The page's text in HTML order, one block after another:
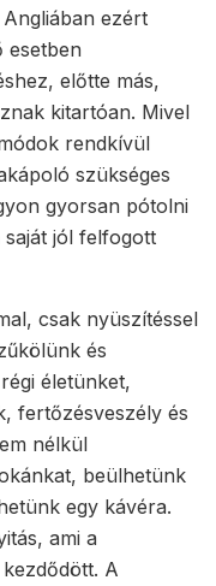
ezért
esetben
előtte más,
kitartóan. Mivel
rendkívül
szükséges
gyorsan pótolni
jól felfogott
csak nyüszítéssel
és
életünket,
fertőzésveszély és
nélkül
beülhetünk
egy kávéra.
ami a
A